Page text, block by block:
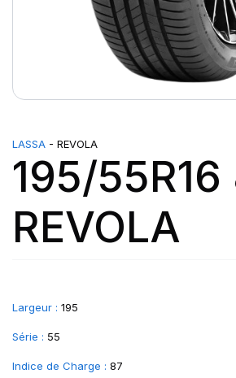
LASSA - REVOLA
195/55R16
REVOLA
Largeur : 195
Série : 55
Indice de Charge : 87